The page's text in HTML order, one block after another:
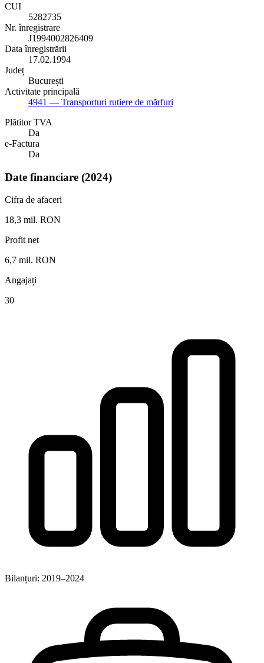
CUI
5282735
Nr. înregistrare
J1994002826409
Data înregistrării
17.02.1994
Județ
București
Activitate principală
4941 — Transporturi rutiere de mărfuri
Plătitor TVA
Da
e-Factura
Da
Date financiare (2024)
Cifra de afaceri
18,3 mil. RON
Profit net
6,7 mil. RON
Angajați
30
Bilanțuri: 2019–2024